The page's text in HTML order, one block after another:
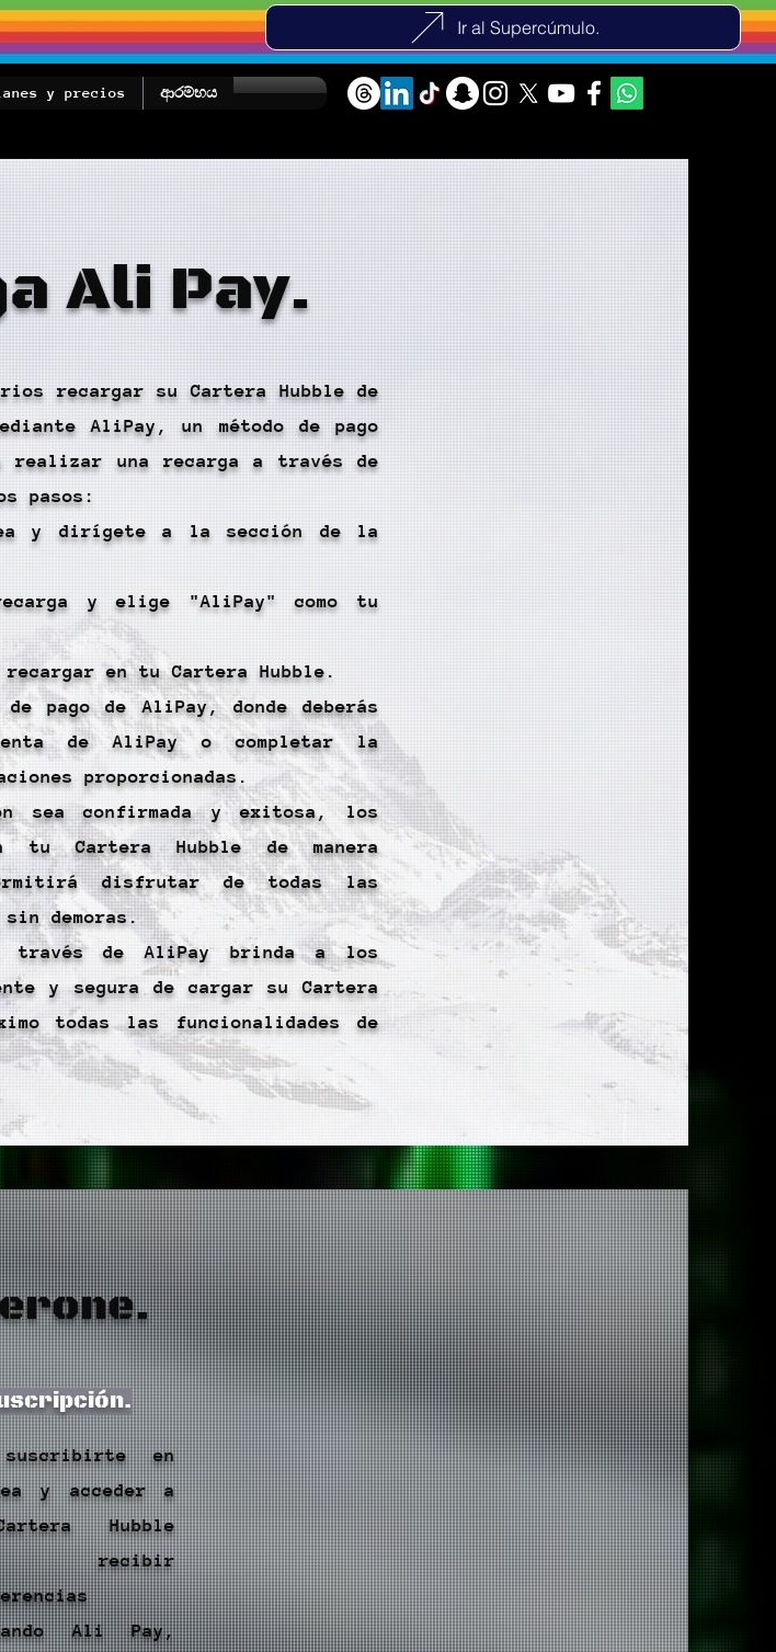
Ir al Supercúmulo.
ආරම්භය
y precios
Ali Pay.
recargar su Cartera Hubble de
AliPay, un método de pago
realizar una recarga a través de
pasos:
y dirígete a la sección de la
y elige "AliPay" como tu
recargar en tu Cartera Hubble.
pago de AliPay, donde deberás
de AliPay o completar la
proporcionadas.
sea confirmada y exitosa, los
tu Cartera Hubble de manera
disfrutar de todas las
demoras.
través de AliPay brinda a los
y segura de cargar su Cartera
todas las funcionalidades de
en
y acceder a
Hubble
recibir
Ali Pay,